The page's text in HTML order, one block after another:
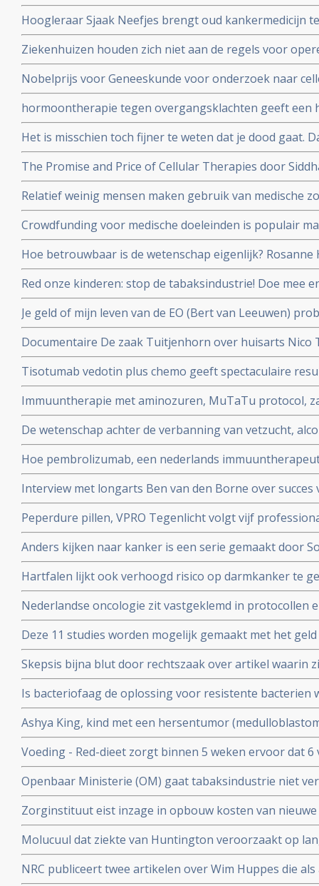
Oncology (ReDO) - hebben ook effect bij kanker blijkt
AntiCancer Fund
Hoogleraar Sjaak Neefjes brengt oud kankermedicijn
dit onderwerp in de uitzending van DWDD met Sjaak
Ziekenhuizen houden zich niet aan de regels voor
daarvoor gespecialiseerd ziekenhuis. Honderden
extra risico
Nobelprijs voor Geneeskunde voor onderzoek naar
hormoontherapie tegen overgangsklachten geeft een
werd gedacht. Blijkt uit grote meta-analyse van 58
Het is misschien toch fijner te weten dat je dood gaat.
ging aan longkanker maar blijft toch leven en vertelt
The Promise and Price of Cellular Therapies door
stamceltransplantatie naar CAR-T celtherapie
Relatief weinig mensen maken gebruik van medische
dat dit ook vergoed wordt, zo meldt de Europese
Crowdfunding voor medische doeleinden is populair
en oncologen maken zich zorgen
Hoe betrouwbaar is de wetenschap eigenlijk?
en Job de Vrieze bekijkt het van zijn kant in een
Red onze kinderen: stop de tabaksindustrie! Doe mee
door roken kanker kreeg en haar kinderen en alle
beschermen.
Je geld of mijn leven van de EO (Bert van Leeuwen)
patienten die alleen in het buitenland nog behandeld
Documentaire De zaak Tuitjenhorn over huisarts Nico
en hun kinderen in conflict met Inspectie voor de
te zien op NPO 2 om 20.25 uur.
Tisotumab vedotin plus chemo geeft spectaculaire
zwaarvoorbehandelde kankerpatienten met
kanker met solide tumoren. copy 1
Immuuntherapie met aminozuren, MuTaTu protocol,
kunnen genezen schrijven Israelische onderzoekers
De wetenschap achter de verbanning van vetzucht,
NRC over het preventieakkoord van Staatssecretaris
Hoe pembrolizumab, een nederlands
wereld verovert
Interview met longarts Ben van den Borne over
kleincellige longkanker
Peperdure pillen, VPRO Tegenlicht volgt vijf
en vanuit hun persoonlijke betrokkenheid in actie
experimenteren. Uitzending is. zondag 7 oktober 2018
Anders kijken naar kanker is een serie gemaakt door
kankerpatiente en te zien bij het Algemeen Dagblad
Hartfalen lijkt ook verhoogd risico op darmkanker te
(factoren) blijken voor hartfalen en darmkanker
Nederlandse oncologie zit vastgeklemd in protocollen
bij kankerpatienten die voor second opinion naar
Deze 11 studies worden mogelijk gemaakt met het
ophaalde met zijn 11 steden zwemtocht.
Skepsis bijna blut door rechtszaak over artikel waarin
Ruggero Santilli beschuldigen van kwakzalverij en
Is bacteriofaag de oplossing voor resistente bacterien
Antoinette Hertsenberg prijst deze aanpak aan in
Ashya King, kind met een hersentumor
door suikervrij dieet en protonenbestraling ondanks
Voeding - Red-dieet zorgt binnen 5 weken ervoor dat
ADHD afkomen en geen medicijnen meer nodig
kinderen voor deelname aan studie
Openbaar Ministerie (OM) gaat tabaksindustrie niet
sickofsmoking - zeggen artikel 12 procedure te starten.
Zorginstituut eist inzage in opbouw kosten van
worden opgenomen in basisverzekering.
Molucuul dat ziekte van Huntington veroorzaakt op
korte termijn zonder gezonde cellen aan te tasten
NRC publiceert twee artikelen over Wim Huppes die